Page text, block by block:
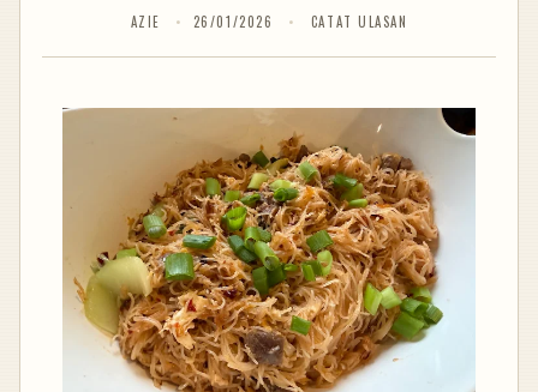
AZIE 26/01/2026 CATAT ULASAN